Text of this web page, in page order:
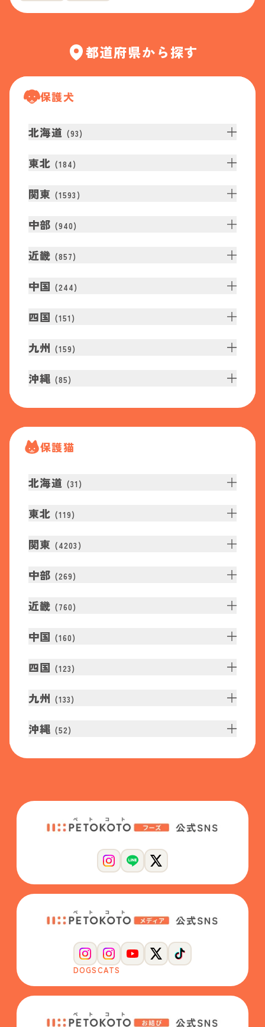
都道府県から探す
保護犬
北海道 (93)
東北 (184)
関東 (1593 )
中部 (940)
近畿 (857)
中国 (244)
四国 (151 )
九州 (159)
沖縄 (85)
保護猫
北海道 (31 )
東北 (119)
関東 (4203 )
中部 (269)
近畿 (760)
中国 (160)
四国 (123)
九州 (133)
沖縄 (52)
DOGSCATS